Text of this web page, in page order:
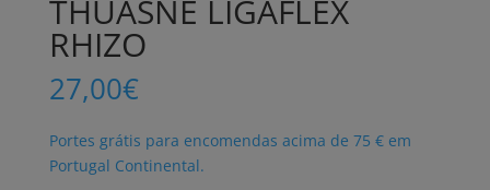
THUASNE LIGAFLEX
RHIZO
27,00€
Portes grátis para encomendas acima de 75 € em
Portugal Continental.